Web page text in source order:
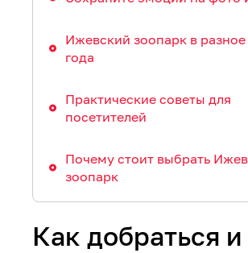
Ижевский зоопарк в
года
Практические советы для
посетителей
Почему стоит выбрать
зоопарк
Как добраться и